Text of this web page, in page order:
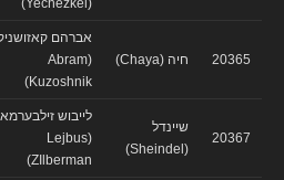
(Yechezkel)
20365 חיה (Chaya)
אברהם קאזושניק
(Abram
Kuzoshnik)
20367
שיינדל
לייבוש זילבערמאן
(Lejbus
ZIlberman)